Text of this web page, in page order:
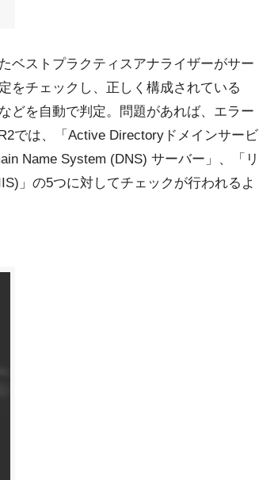
ベストプラクティスアナライザーがサー
をチェックし、正しく構成されている
どを自動で判定。問題があれば、エラー
では、「Active Directoryドメインサービ
Name System (DNS) サーバー」、「リ
」の5つに対してチェックが行われるよ